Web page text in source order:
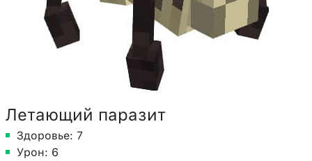
Летающий паразит
Здоровье: 7
Урон: 6